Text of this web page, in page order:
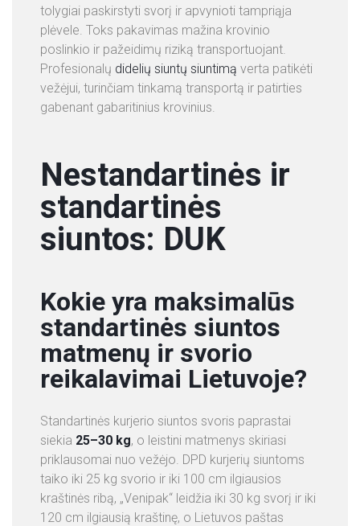
tolygiai paskirstyti svorį ir apvynioti tampriąja
plėvele. Toks pakavimas mažina krovinio
poslinkio ir pažeidimų riziką transportuojant.
Profesionalų didelių siuntų siuntimą verta patikėti
vežėjui, turinčiam tinkamą transportą ir patirties
gabenant gabaritinius krovinius.
Nestandartinės ir
standartinės
siuntos: DUK
Kokie yra maksimalūs
standartinės siuntos
matmenų ir svorio
reikalavimai Lietuvoje?
Standartinės kurjerio siuntos svoris paprastai
siekia 25–30 kg, o leistini matmenys skiriasi
priklausomai nuo vežėjo. DPD kurjerių siuntoms
taiko iki 25 kg svorio ir iki 100 cm ilgiausios
kraštinės ribą, „Venipak“ leidžia iki 30 kg svorį ir iki
120 cm ilgiausią kraštinę, o Lietuvos paštas